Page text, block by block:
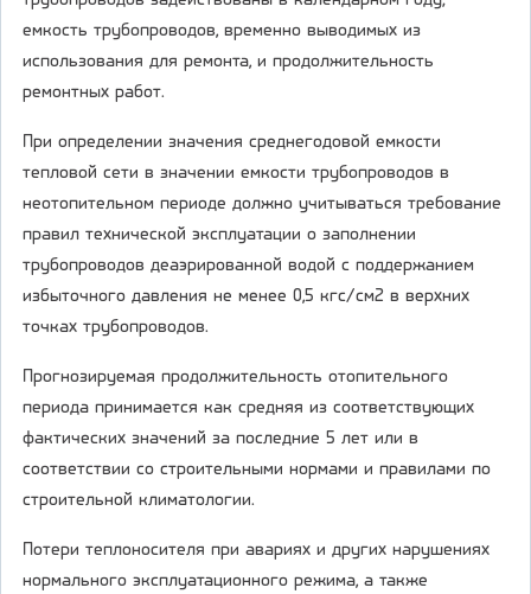
емкость трубопроводов, временно выводимых из
использования для ремонта, и продолжительность
ремонтных работ.
При определении значения среднегодовой емкости
тепловой сети в значении емкости трубопроводов в
неотопительном периоде должно учитываться требование
правил технической эксплуатации о заполнении
трубопроводов деаэрированной водой с поддержанием
избыточного давления не менее 0,5 кгс/см2 в верхних
точках трубопроводов.
Прогнозируемая продолжительность отопительного
периода принимается как средняя из соответствующих
фактических значений за последние 5 лет или в
соответствии со строительными нормами и правилами по
строительной климатологии.
Потери теплоносителя при авариях и других нарушениях
нормального эксплуатационного режима, а также